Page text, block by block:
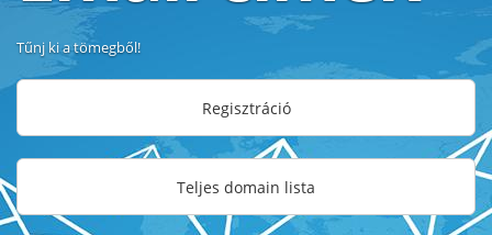
Tűnj ki a tömegből!
Regisztráció
Teljes domain lista